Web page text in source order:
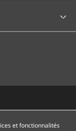
et fonctionnalités